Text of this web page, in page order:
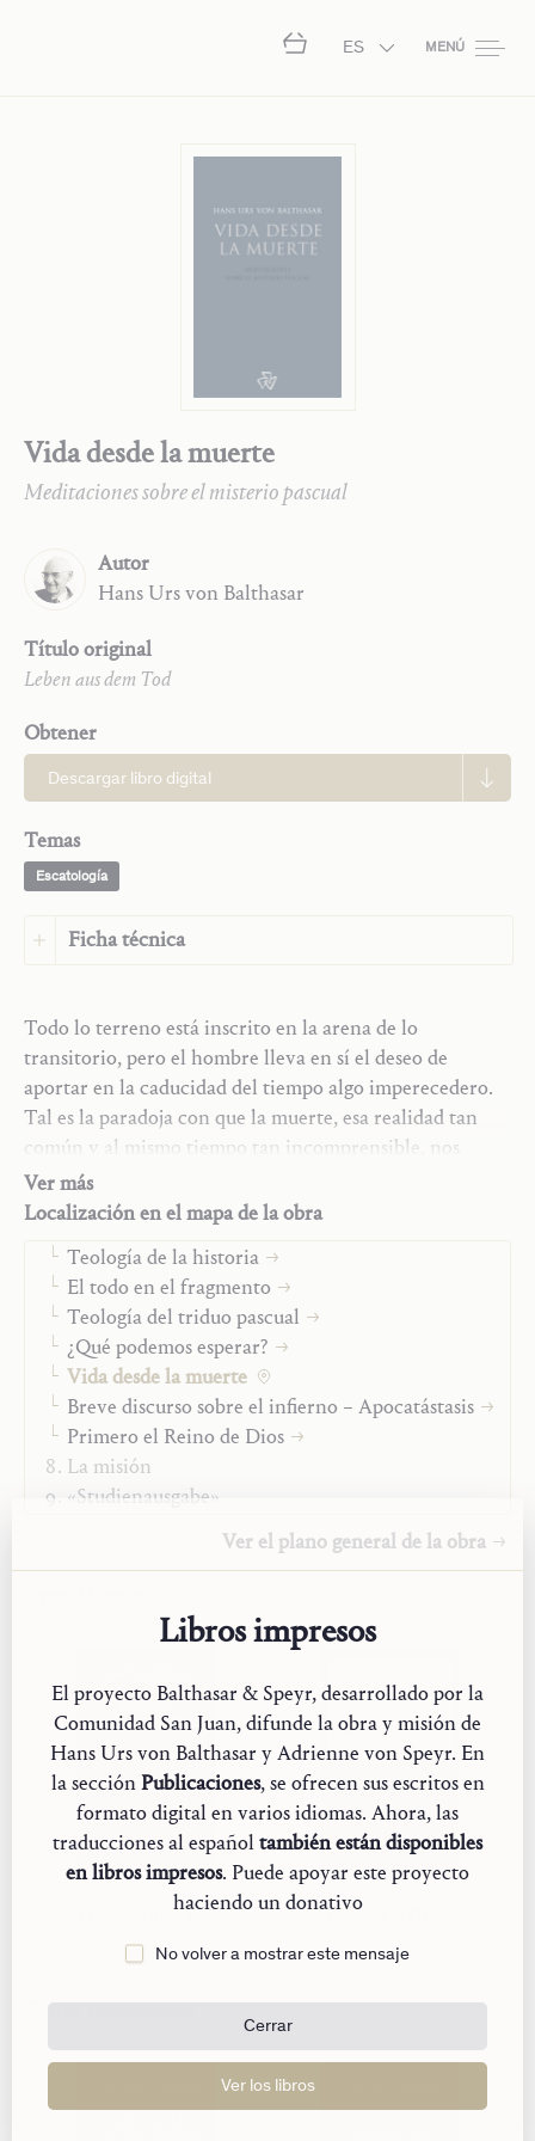
ES MENÚ
Vida desde la muerte
Meditaciones sobre el misterio pascual
Autor
Hans Ursvon Balthasar
Título original
Leben aus dem Tod
Obtener
Descargar libro digital
Temas
Escatología
Ficha técnica
Idioma original: Alemán
Editorial: Ediciones San Juan
Traductor: Juan Manuel Sara
Año: 2019
Tipo:
Libro
Todo lo terreno está inscrito en la arena de lo
transitorio, pero el hombre lleva en sí el deseo de
aportar en la caducidad del tiempo algo imperecedero.
Tal es la paradoja con que la muerte, esa realidad tan
común y al mismo tiempo tan incomprensible, nos
enfrenta cada día. En estas «meditaciones sobre el
misterio pascual» (así el subtítulo), Hans Urs von
respuesta, a la luz de la Escritura y de los Padres de la
Iglesia, sitúa el misterio de la muerte en el corazón
mismo de la fe cristiana.
Ver más
Localización en el mapa de la obra
Trilogía
Ensayos teológicos
Monografías
Palabra de Dios y oración contemplativa
Jesucristo y María-Iglesia
Vida cristiana
Tiempo y fin de los tiempos
Teología de la historia
El todo en el fragmento
Teología del triduo pascual
¿Qué podemos esperar?
Vida desde la muerte
Breve discurso sobre el infierno – Apocatástasis
Primero el Reino de Dios
La misión
«Studienausgabe»
Ver el plano general de la obra
Leben aus dem Tod
Life Out of Death
Textos relacionados
Libros impresos
El proyecto Balthasar & Speyr, desarrollado por la
Comunidad San Juan, difunde la obra y misión de
Hans Urs von Balthasar y Adrienne von Speyr. En
la secciónPublicaciones, se ofrecen sus escritos en
formato digital en varios idiomas. Ahora, las
traducciones al españoltambién están disponibles
en libros impresos. Puede apoyar este proyecto
haciendo un donativo
No volver a mostrar este mensaje
Cerrar
Ver los libros